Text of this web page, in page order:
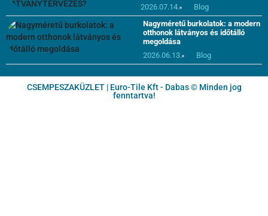
2026.07.14.
Blog
Nagyméretű burkolatok: a modern
otthonok látványos és időtálló
megoldása
2026.06.13.
Blog
CSEMPESZAKÜZLET | Euro-Tile Kft - Dabas © Minden jog
fenntartva!